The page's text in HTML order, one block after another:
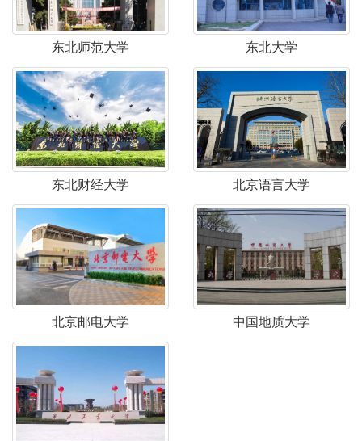
东北师范大学 东北大学
东北财经大学 北京语言大学
北京邮电大学 中国地质大学